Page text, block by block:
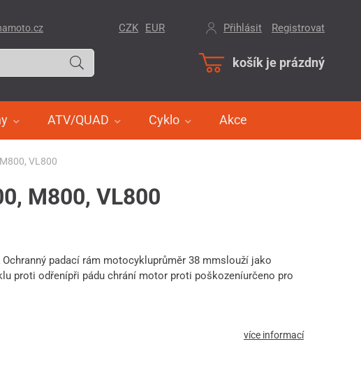
košík je prázdný
ATV/QUAD Cyklo Akce
CZK EUR Přihlásit Registrovat
VL800
M800, VL800
Ochranný padací rám motocykluprůměr 38 mmslouží jako
proti odřenípři pádu chrání motor proti poškozeníurčeno pro
více informací